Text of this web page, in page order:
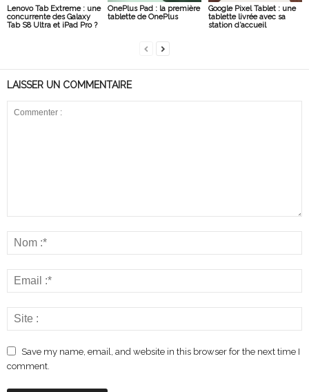
Lenovo Tab Extreme : une
concurrente des Galaxy
Tab S8 Ultra et iPad Pro ?
OnePlus Pad : la première
tablette de OnePlus
Google Pixel Tablet : une
tablette livrée avec sa
station d’accueil
LAISSER UN COMMENTAIRE
Save my name, email, and website in this browser for the next time I
comment.